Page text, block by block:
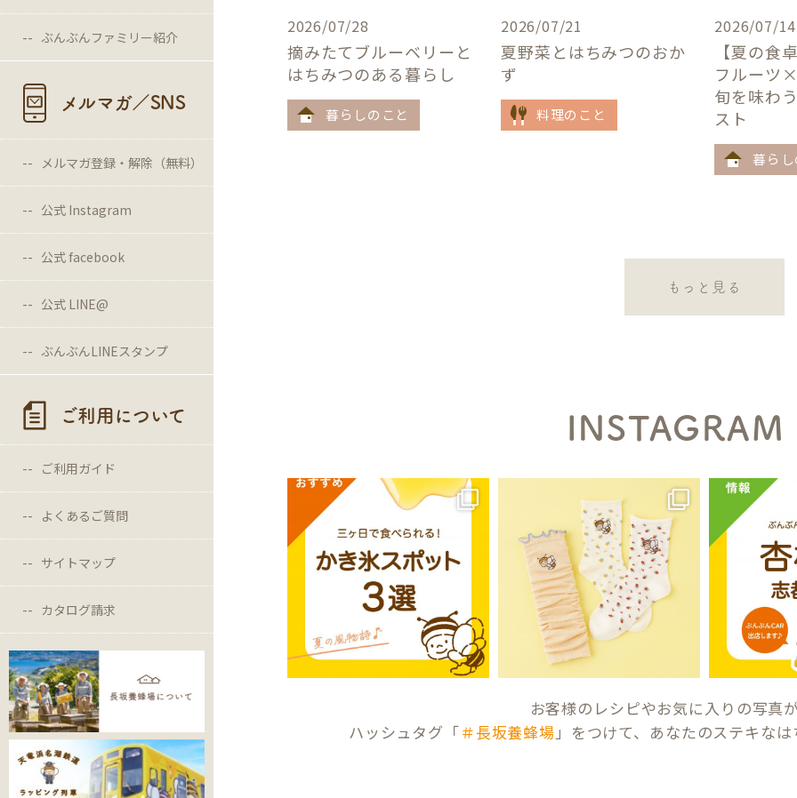
ぶんぶんファミリー紹介
メルマガ／SNS
メルマガ登録・解除（無料）
公式 Instagram
公式 facebook
公式 LINE@
ぶんぶんLINEスタンプ
ご利用について
ご利用ガイド
よくあるご質問
サイトマップ
カタログ請求
2026/07/28
摘みたてブルーベリーと
はちみつのある暮らし
暮らしのこと
2026/07/21
夏野菜とはちみつのおか
ず
料理のこと
2026/07/14
【夏の食
フルーツ
旬を味わ
スト
暮ら
もっと見る
INSTAGRAM
お客様のレシピやお気に入りの写真
ハッシュタグ「＃長坂養蜂場 」をつけて、あなたのステキな